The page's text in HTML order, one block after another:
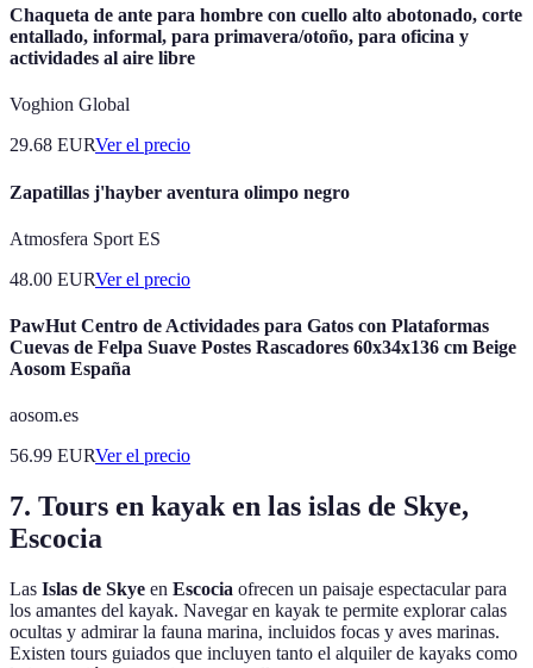
Chaqueta de ante para hombre con cuello alto abotonado, corte
entallado, informal, para primavera/otoño, para oficina y
actividades al aire libre
Voghion Global
29.68 EURVer el precio
Zapatillas j'hayber aventura olimpo negro
Atmosfera Sport ES
48.00 EURVer el precio
PawHut Centro de Actividades para Gatos con Plataformas
Cuevas de Felpa Suave Postes Rascadores 60x34x136 cm Beige
Aosom España
aosom.es
56.99 EURVer el precio
7. Tours en kayak en las islas de Skye,
Escocia
Las Islas de Skye en Escocia ofrecen un paisaje espectacular para
los amantes del kayak. Navegar en kayak te permite explorar calas
ocultas y admirar la fauna marina, incluidos focas y aves marinas.
Existen tours guiados que incluyen tanto el alquiler de kayaks como